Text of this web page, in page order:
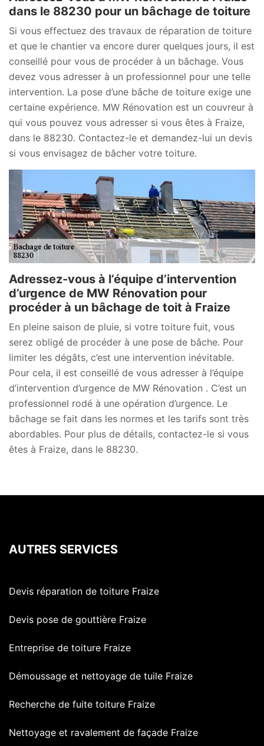
dans le 88230 pour un bâchage de toiture
Si vous effectuez des travaux de réparation de toiture
et que le chantier va encore durer quelques jours, il est
conseillé pour vous de procéder à un bâchage. Vous
devez vous adresser à un professionnel pour une telle
intervention. La pose d’une bâche de toiture exige une
certaine expérience. MW Rénovation est un couvreur à
qui vous pouvez vous adresser si vous êtes à Fraize,
dans le 88230. Contactez-le et demandez-lui un devis
si vous envisagez de bâcher votre toiture.
Adressez-vous à l’équipe d’intervention
d’urgence de MW Rénovation pour
procéder à un bâchage de toit à Fraize
En pleine saison de pluie, si votre toiture fuit, vous
serez obligé de procéder à une pose de bâche. Pour
limiter les dégâts, c’est une intervention inévitable.
Pour cela, il est conseillé de vous adresser à l’équipe
d’intervention d’urgence de MW Rénovation . C’est un
professionnel rodé à une opération d’urgence. Le
bâchage se fait dans les normes et les tarifs sont très
abordables. Pour plus de détails, contactez-le si vous
êtes à Fraize, dans le 88230.
AUTRES SERVICES
Devis réparation de toiture Fraize
Devis pose de gouttière Fraize
Entreprise de toiture Fraize
Démoussage et nettoyage de tuile Fraize
Recherche de fuite toiture Fraize
Nettoyage et ravalement de façade Fraize